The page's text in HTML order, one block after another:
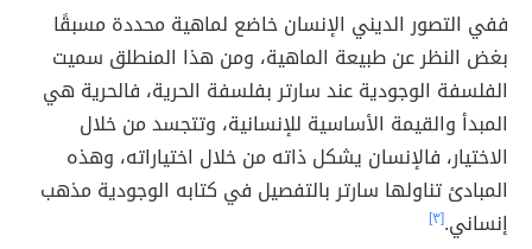
ففي التصور الديني الإنسان خاضع لماهية محددة مسبقًا
بغض النظر عن طبيعة الماهية، ومن هذا المنطلق سميت
الفلسفة الوجودية عند سارتر بفلسفة الحرية، فالحرية هي
المبدأ والقيمة الأساسية للإنسانية، وتتجسد من خلال
الاختيار، فالإنسان يشكل ذاته من خلال اختياراته، وهذه
المبادئ تناولها سارتر بالتفصيل في كتابه الوجودية مذهب
إنساني.[٣]